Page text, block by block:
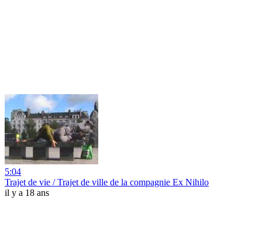
5:04
Trajet de vie / Trajet de ville de la compagnie Ex Nihilo
il y a 18 ans